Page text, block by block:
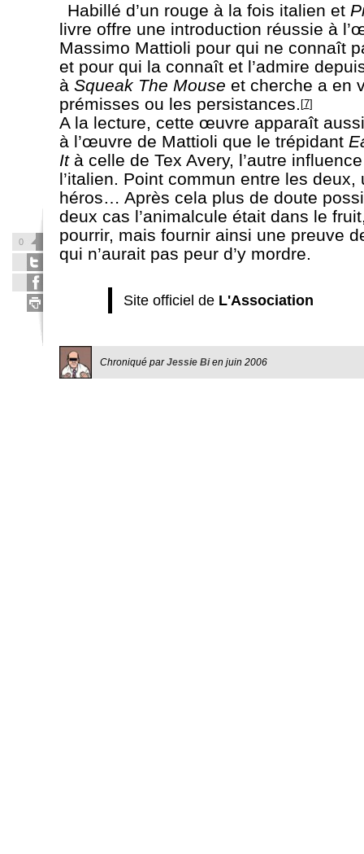
0
Habillé d’un rouge à la fois italien et
livre offre une introduction réussie à
Massimo Mattioli pour qui ne connaît
et pour qui la connaît et l’admire
à Squeak The Mouse et cherche a en
prémisses ou les persistances. [7]
A la lecture, cette œuvre apparaît
à l’œuvre de Mattioli que le trépidant
Ità celle de Tex Avery, l’autre
l’italien. Point commun entre les deux,
héros… Après cela plus de doute
deux cas l’animalcule était dans le
pourrir, mais fournir ainsi une preuve
qui n’aurait pas peur d’y mordre.
Site officiel de L'Association
Chroniqué parJessie Bi en juin 2006